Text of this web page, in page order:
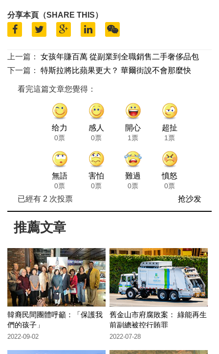
分享本頁（SHARE THIS）
上一篇：
女孩年賺百萬 從副業到全職銷售二手奢侈品包
下一篇：
特斯拉將比蘋果更大？ 華爾街說不會那麼快
看完這篇文章您覺得：
给力
0票
感人
0票
開心
1票
超扯
1票
無語
0票
害怕
0票
難過
0票
憤怒
0票
已經有 2 次投票 抢沙发
推薦文章
韓裔民間團體呼籲：「保護我
們的孩子」
2022-09-02
舊金山市府腐敗案： 綠能再生
前副總被控行賄罪
2022-07-28